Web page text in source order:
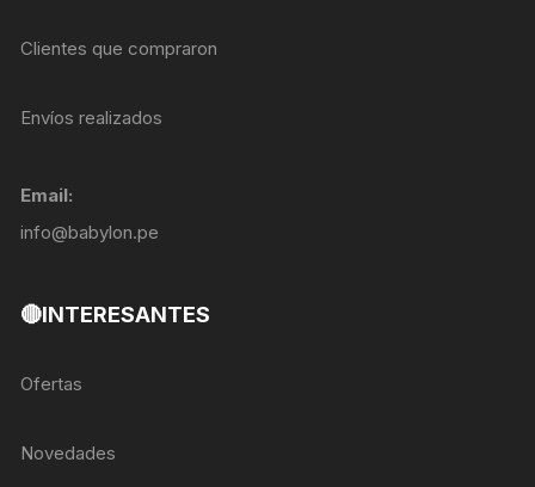
Clientes que compraron
Envíos realizados
Email:
info@babylon.pe
🔴INTERESANTES
Ofertas
Novedades